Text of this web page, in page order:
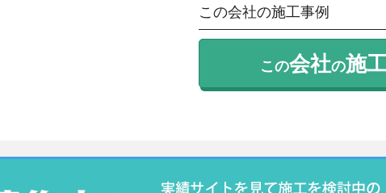
この会社の施工事例
この会社の施